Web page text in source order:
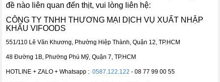
đề nào liên quan đến thịt, vui lòng liên hệ:
CÔNG TY TNHH THƯƠNG MẠI DỊCH VỤ XUẤT NHẬP
KHẨU VIFOODS
551/110 Lê Văn Khương, Phường Hiệp Thành, Quận 12, TP.HCM
48 Đường 1B, Phường Phú Mỹ, Quận 7, TP.HCM
HOTLINE + ZALO + Whatsapp :0587.122.122 - 08 77 99 00 55